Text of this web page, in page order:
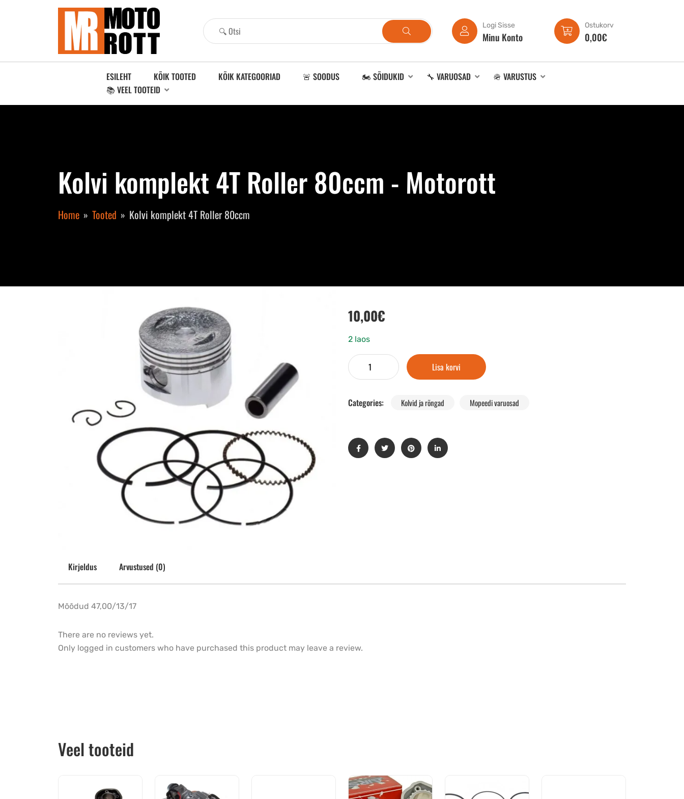
Logi Sisse
Minu Konto
Ostukorv
0,00€
ESILEHT KÕIK TOOTED KÕIK KATEGOORIAD 🚨 SOODUS 🏍️ SÕIDUKID 🔧 VARUOSAD
🪖 VARUSTUS
📚 VEEL TOOTEID
Kolvi komplekt 4T Roller 80ccm - Motorott
Home Tooted Kolvi komplekt 4T Roller 80ccm
10,00€
2 laos
Lisa korvi
Categories: Kolvid ja rõngad Mopeedi varuosad
Kirjeldus Arvustused (0)
Mõõdud 47,00/13/17
There are no reviews yet.
Only logged in customers who have purchased this product may leave a review.
Veel tooteid